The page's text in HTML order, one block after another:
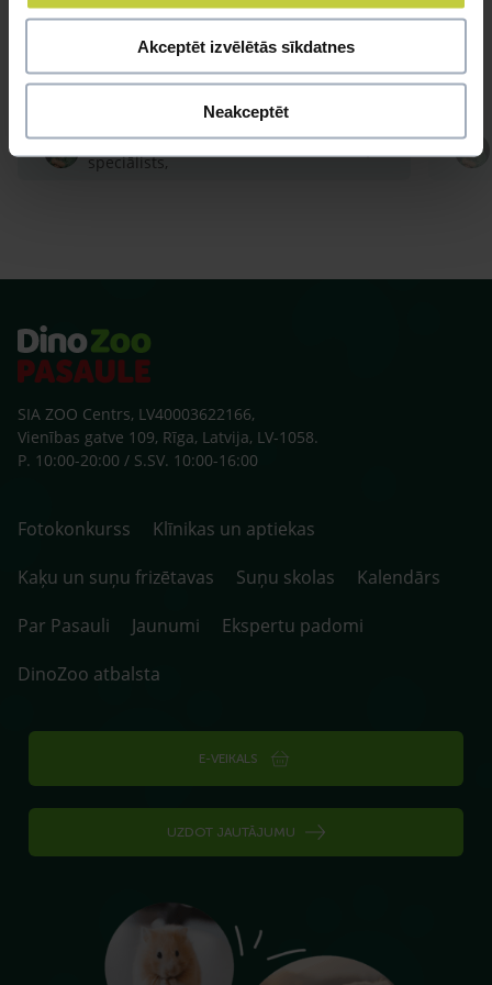
Akceptēt izvēlētās sīkdatnes
Neakceptēt
Atbild Putnu un grauzēju
speciālists,
SIA ZOO Centrs, LV40003622166,
Vienības gatve 109, Rīga, Latvija, LV-1058.
P. 10:00-20:00 / S.SV. 10:00-16:00
Fotokonkurss
Klīnikas un aptiekas
Kaķu un suņu frizētavas
Suņu skolas
Kalendārs
Par Pasauli
Jaunumi
Ekspertu padomi
DinoZoo atbalsta
E-VEIKALS
UZDOT JAUTĀJUMU